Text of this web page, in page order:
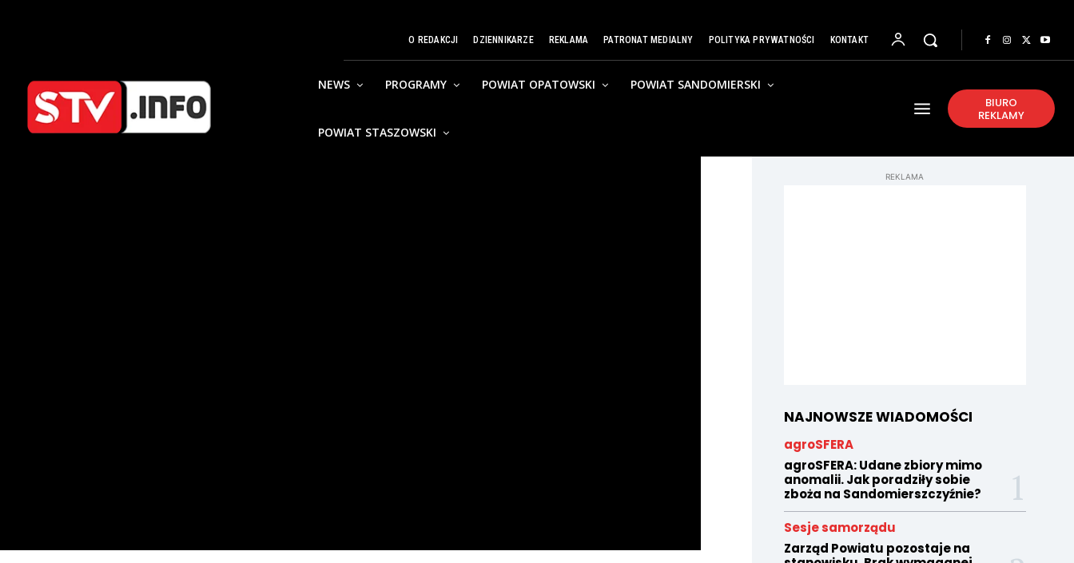
O REDAKCJI DZIENNIKARZE REKLAMA PATRONAT MEDIALNY POLITYKA PRYWATNOŚCI KONTAKT
NEWS PROGRAMY POWIAT OPATOWSKI POWIAT SANDOMIERSKI
POWIAT STASZOWSKI
BIURO
REKLAMY
REKLAMA
NAJNOWSZE WIADOMOŚCI
agroSFERA
agroSFERA: Udane zbiory mimo
anomalii. Jak poradziły sobie
zboża na Sandomierszczyźnie?
Sesje samorządu
Zarząd Powiatu pozostaje na